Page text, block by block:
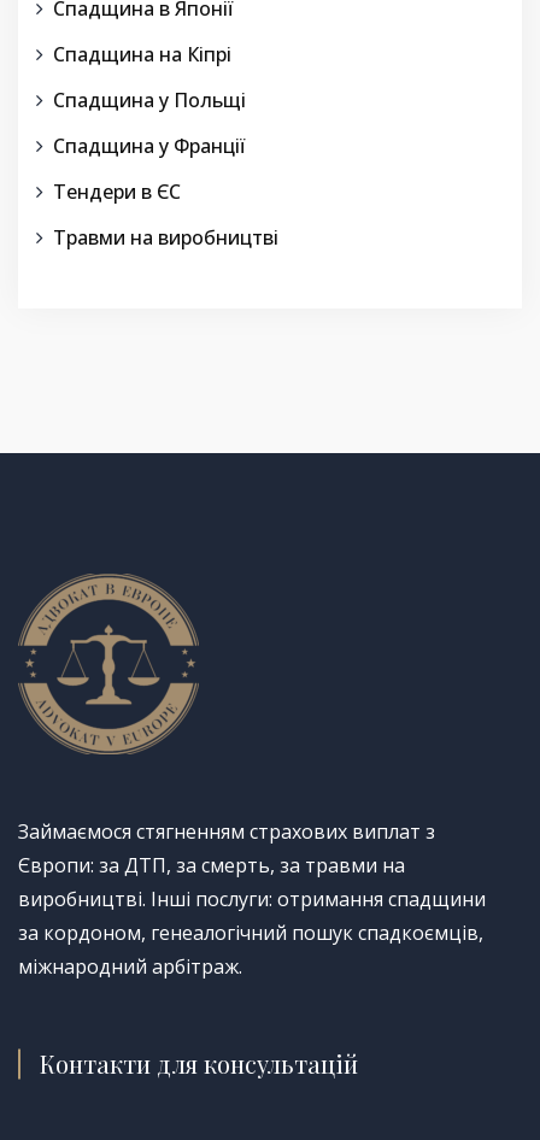
Спадщина в Японії
Спадщина на Кіпрі
Спадщина у Польщі
Спадщина у Франції
Тендери в ЄС
Травми на виробництві
Займаємося стягненням страхових виплат з
Європи: за ДТП, за смерть, за травми на
виробництві. Інші послуги: отримання спадщини
за кордоном, генеалогічний пошук спадкоємців,
міжнародний арбітраж.
Контакти для консультацій